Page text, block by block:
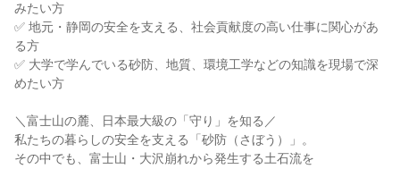
みたい方
✅ 地元・静岡の安全を支える、社会貢献度の高い仕事に関心があ
る方
✅ 大学で学んでいる砂防、地質、環境工学などの知識を現場で深
めたい方
＼富士山の麓、日本最大級の「守り」を知る／
私たちの暮らしの安全を支える「砂防（さぼう）」。
その中でも、富士山・大沢崩れから発生する土石流を